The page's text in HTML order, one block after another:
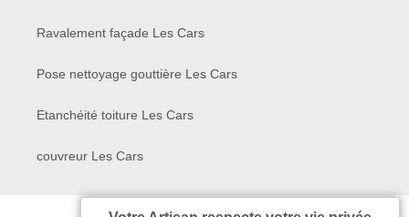
Ravalement façade Les Cars
Pose nettoyage gouttière Les Cars
Etanchéité toiture Les Cars
couvreur Les Cars